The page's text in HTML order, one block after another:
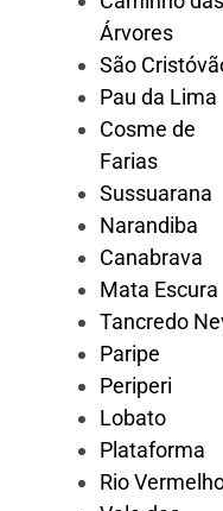
Árvores
São
Pau da Lima
Cosme de
Farias
Sussuarana
Narandiba
Canabrava
Mata Escura
Tancredo
Paripe
Periperi
Lobato
Plataforma
Rio